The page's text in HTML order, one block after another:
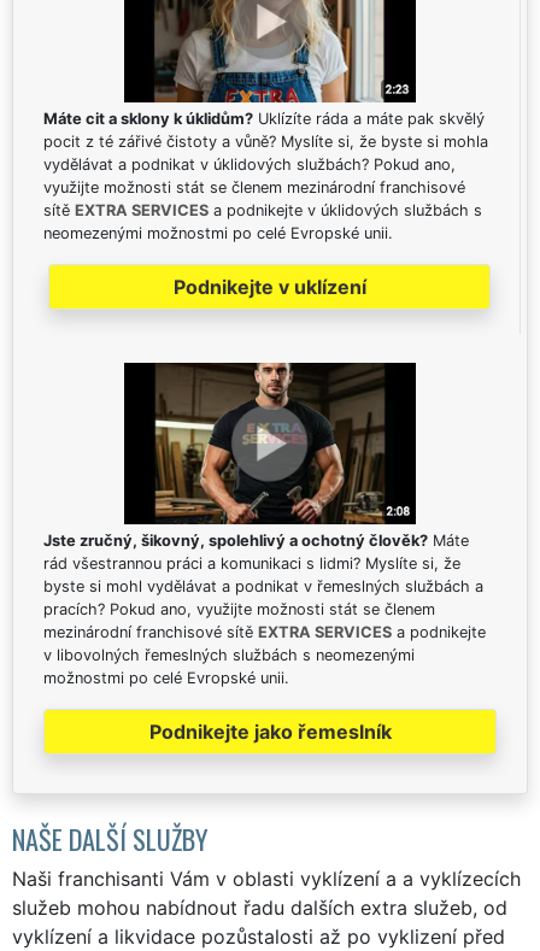
Máte cit a sklony k úklidům? Uklízíte ráda a máte pak skvělý
pocit z té zářivé čistoty a vůně? Myslíte si, že byste si mohla
vydělávat a podnikat v úklidových službách? Pokud ano,
využijte možnosti stát se členem mezinárodní franchisové
sítě EXTRA SERVICES a podnikejte v úklidových službách s
neomezenými možnostmi po celé Evropské unii.
Podnikejte v uklízení
Jste zručný, šikovný, spolehlivý a ochotný člověk? Máte
rád všestrannou práci a komunikaci s lidmi? Myslíte si, že
byste si mohl vydělávat a podnikat v řemeslných službách a
pracích? Pokud ano, využijte možnosti stát se členem
mezinárodní franchisové sítě EXTRA SERVICES a podnikejte
v libovolných řemeslných službách s neomezenými
možnostmi po celé Evropské unii.
Podnikejte jako řemeslník
NAŠE DALŠÍ SLUŽBY
Naši franchisanti Vám v oblasti vyklízení a a vyklízecích
služeb mohou nabídnout řadu dalších extra služeb, od
vyklízení a likvidace pozůstalosti až po vyklizení před